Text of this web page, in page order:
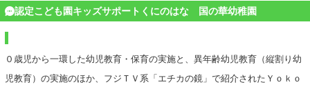
認定こども園キッズサポートくにのはな 国の華幼稚園
０歳児から一環した幼児教育・保育の実施と、異年齢幼児教育（縦割り幼
児教育）の実施のほか、フジＴＶ系「エチカの鏡」で紹介されたＹｏｋｏ